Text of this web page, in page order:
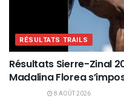
RÉSULTATS TRAILS
Résultats Sierre-Zinal
Madalina Florea
8 AOÛT 2026